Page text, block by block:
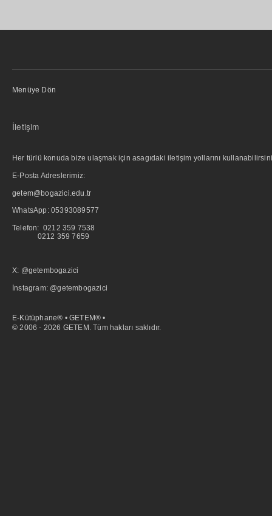
Menüye Dön
İletişim
Her türlü konuda bize ulaşmak için asagıdaki iletişim yollarını
E-Posta Adreslerimiz:
getem@bogazici.edu.tr
WhatsApp: 05393089577
Telefon: 0212 359 7538
0212 359 7659
X: @getembogazici
İnstagram: @getembogazici
E-Kütüphane® • GETEM® •
© 2006 - 2026 GETEM. Tüm hakları saklıdır.